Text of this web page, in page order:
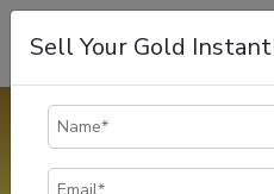
Buyers Sell Gold
Pradesh
Sell Your Gold